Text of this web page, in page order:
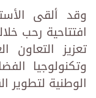
وقد ألقى
افتتاحية رحب
تعزيز
وتكنولوجيا
الوطنية لتطوير